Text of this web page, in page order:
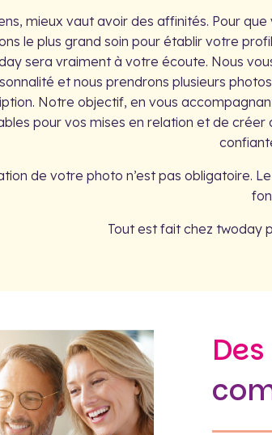
mieux vaut avoir des affinités. Pour
le plus grand soin pour établir votre
sera vraiment à votre écoute. Nous
et nous prendrons plusieurs
Notre objectif, en vous
pour vos mises en relation et de créer
de votre photo n’est pas obligatoire.
Tout est fait chez twoday